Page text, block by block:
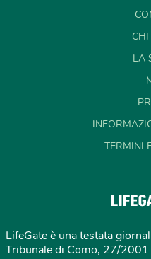
LA
TERMINI
LifeGate è una testata
Tribunale di Como, 27/2001